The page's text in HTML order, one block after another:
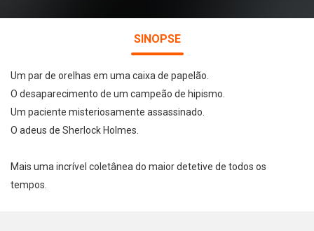
SINOPSE
Um par de orelhas em uma caixa de papelão.
O desaparecimento de um campeão de hipismo.
Um paciente misteriosamente assassinado.
O adeus de Sherlock Holmes.
Mais uma incrível coletânea do maior detetive de todos os
tempos.